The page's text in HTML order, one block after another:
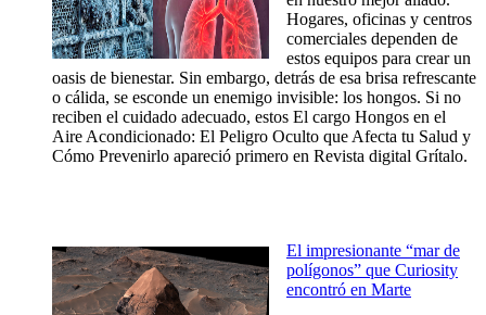
Hogares, oficinas y centros
comerciales dependen de
estos equipos para crear un
oasis de bienestar. Sin embargo, detrás de esa brisa refrescante
o cálida, se esconde un enemigo invisible: los hongos. Si no
reciben el cuidado adecuado, estos El cargo Hongos en el
Aire Acondicionado: El Peligro Oculto que Afecta tu Salud y
Cómo Prevenirlo apareció primero en Revista digital Grítalo.
El impresionante “mar de
polígonos” que Curiosity
encontró en Marte